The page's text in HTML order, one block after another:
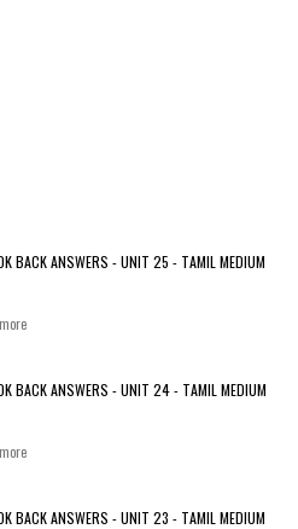
BACK ANSWERS - UNIT 25 - TAMIL MEDIUM
BACK ANSWERS - UNIT 24 - TAMIL MEDIUM
BACK ANSWERS - UNIT 23 - TAMIL MEDIUM